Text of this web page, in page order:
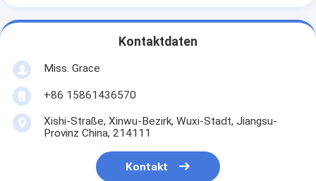
Kontaktdaten
Miss. Grace
+86 15861436570
Xishi-Straße, Xinwu-Bezirk, Wuxi-Stadt, Jiangsu-
Provinz China, 214111
Kontakt